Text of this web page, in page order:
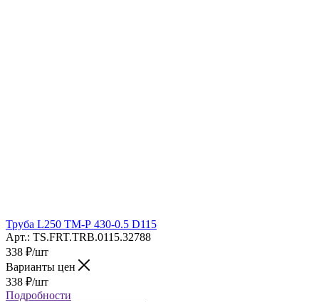
Труба L250 ТМ-Р 430-0.5 D115
Арт.: TS.FRT.TRB.0115.32788
338 ₽/шт
Варианты цен
338 ₽/шт
Подробности